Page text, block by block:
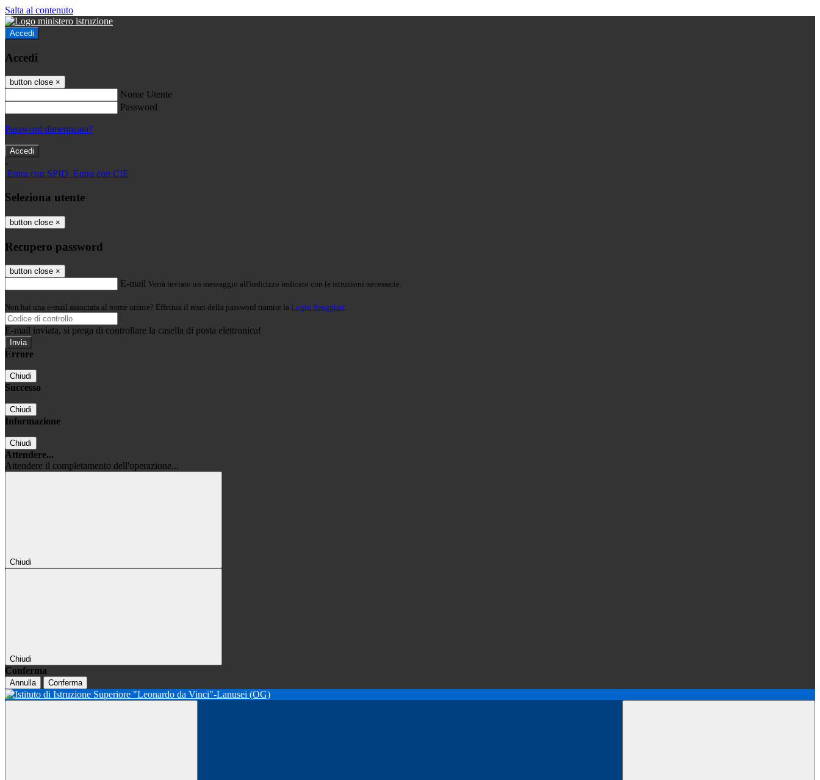
Salta al contenuto
Accedi
Accedi
button close ×
Nome Utente
Password
Password dimenticata?
-
Entra con SPID Entra con CIE
Seleziona utente
button close ×
Recupero password
button close ×
E-mail Verrà inviato un messaggio all'indirizzo indicato con le istruzioni necessarie.
Non hai una e-mail associata al nome utente? Effettua il reset della password tramite la Login Spaggiari
E-mail inviata, si prega di controllare la casella di posta elettronica!
Errore
Chiudi
Successo
Chiudi
Informazione
Chiudi
Attendere...
Attendere il completamento dell'operazione...
Chiudi
Chiudi
Conferma
Annulla Conferma